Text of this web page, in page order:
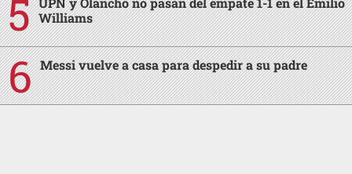
Williams
Messi vuelve a casa para despedir a su padre